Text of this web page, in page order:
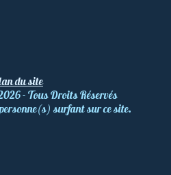
du site
- Tous Droits Réservés
surfant sur ce site.